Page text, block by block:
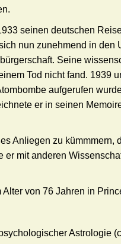
seinen deutschen
nun zunehmend in den
Seine
Tod nicht fand. 1939
aufgerufen
er in seinen
Anliegen zu kümmmern,
er mit anderen
von 76 Jahren in
Astrologie